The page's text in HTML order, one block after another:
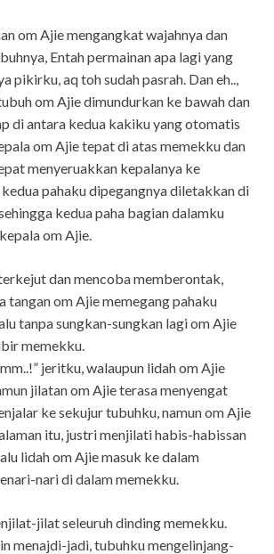
om Ajie mengangkat wajahnya dan
Entah permainan apa lagi yang
pikirku, aq toh sudah pasrah. Dan eh..,
om Ajie dimundurkan ke bawah dan
di antara kedua kakiku yang otomatis
om Ajie tepat di atas memekku dan
menyeruakkan kepalanya ke
pahaku dipegangnya diletakkan di
kedua paha bagian dalamku
om Ajie.
dan mencoba memberontak,
tangan om Ajie memegang pahaku
tanpa sungkan-sungkan lagi om Ajie
memekku.
jeritku, walaupun lidah om Ajie
jilatan om Ajie terasa menyengat
ke sekujur tubuhku, namun om Ajie
itu, justri menjilati habis-habissan
lidah om Ajie masuk ke dalam
nari di dalam memekku.
jilat seleuruh dinding memekku.
menajdi-jadi, tubuhku mengelinjang-